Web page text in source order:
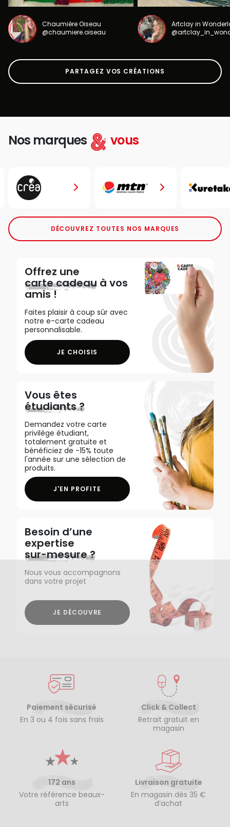
Chaumière Oiseau
@chaumiere.oiseau
Artclay in
PARTAGEZ VOS CRÉATIONS
Nos marques vous
DÉCOUVREZ TOUTES NOS MARQUES
Offrez une
carte cadeau à vos
amis !
Faites plaisir à coup sûr avec
notre e-carte cadeau
personnalisable.
JE CHOISIS
Vous êtes
étudiants ?
Demandez votre carte
privilège étudiant,
totalement gratuite et
bénéficiez de -15% toute
l'année sur une sélection de
produits.
J'EN PROFITE
Besoin d’une
expertise
sur-mesure ?
Nous vous accompagnons
dans votre projet
JE DÉCOUVRE
Paiement sécurisé
En 3 ou 4 fois sans frais
Click & Collect
Retrait gratuit en
magasin
172 ans
Votre référence beaux-
arts
Livraison gratuite
En magasin dès 35 €
d’achat